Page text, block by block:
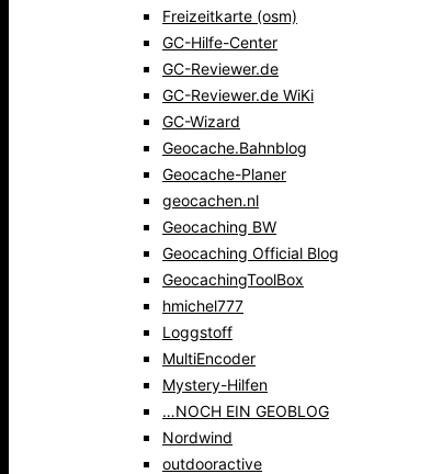
Freizeitkarte (osm)
GC-Hilfe-Center
GC-Reviewer.de
GC-Reviewer.de WiKi
GC-Wizard
Geocache.Bahnblog
Geocache-Planer
geocachen.nl
Geocaching BW
Geocaching Official Blog
GeocachingToolBox
hmichel777
Loggstoff
MultiEncoder
Mystery-Hilfen
…NOCH EIN GEOBLOG
Nordwind
outdooractive